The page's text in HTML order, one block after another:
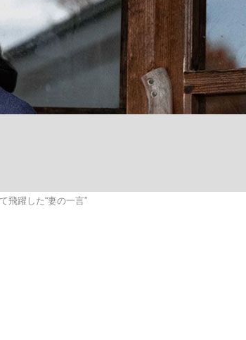
明かした日本代表監督に...
ち
飛躍した“妻の一言”